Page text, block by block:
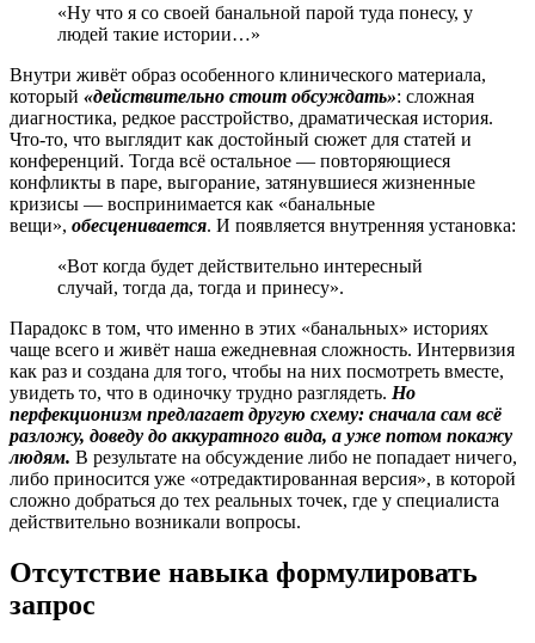
«Ну что я со своей банальной парой туда понесу, у
людей такие истории…»
Внутри живёт образ особенного клинического материала,
который «действительно стоит обсуждать»: сложная
диагностика, редкое расстройство, драматическая история.
Что-то, что выглядит как достойный сюжет для статей и
конференций. Тогда всё остальное — повторяющиеся
конфликты в паре, выгорание, затянувшиеся жизненные
кризисы — воспринимается как «банальные
вещи», обесценивается. И появляется внутренняя установка:
«Вот когда будет действительно интересный
случай, тогда да, тогда и принесу».
Парадокс в том, что именно в этих «банальных» историях
чаще всего и живёт наша ежедневная сложность. Интервизия
как раз и создана для того, чтобы на них посмотреть вместе,
увидеть то, что в одиночку трудно разглядеть. Но
перфекционизм предлагает другую схему: сначала сам всё
разложу, доведу до аккуратного вида, а уже потом покажу
людям. В результате на обсуждение либо не попадает ничего,
либо приносится уже «отредактированная версия», в которой
сложно добраться до тех реальных точек, где у специалиста
действительно возникали вопросы.
Отсутствие навыка формулировать
запрос